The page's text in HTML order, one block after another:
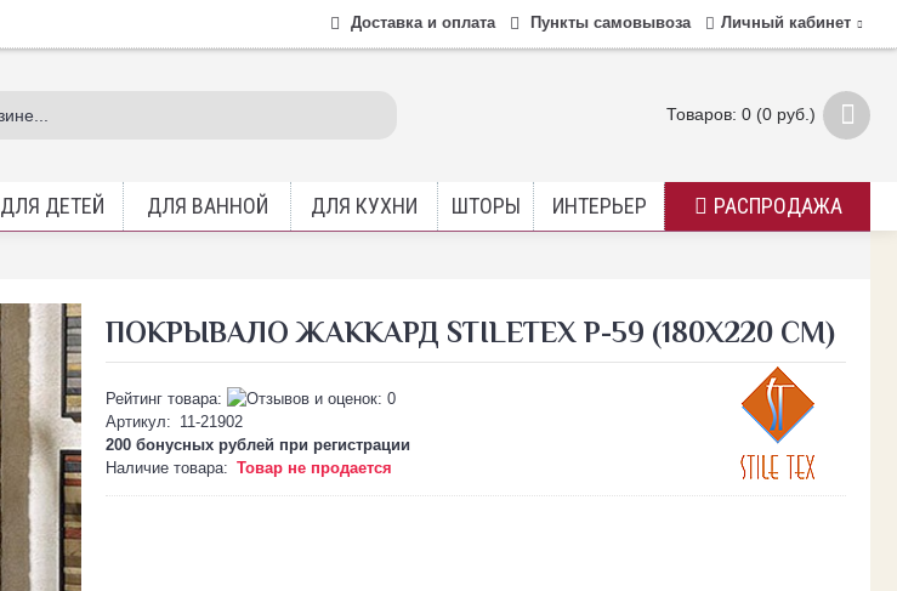
Доставка и оплата Пункты самовывоза Личный кабинет
Товаров: 0 (0 руб.)
ДЛЯ ДЕТЕЙ ДЛЯ ВАННОЙ ДЛЯ КУХНИ ШТОРЫ ИНТЕРЬЕР РАСПРОДАЖА
ПОКРЫВАЛО ЖАККАРД STILETEX P-59 (180Х220 СМ)
Рейтинг товара:
Артикул: 11-21902
200 бонусных рублей при регистрации
Наличие товара: Товар не продается